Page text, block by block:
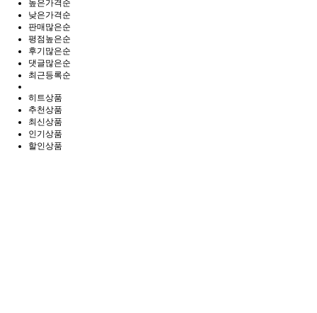
높은가격순
낮은가격순
판매많은순
평점높은순
후기많은순
댓글많은순
최근등록순
히트상품
추천상품
최신상품
인기상품
할인상품